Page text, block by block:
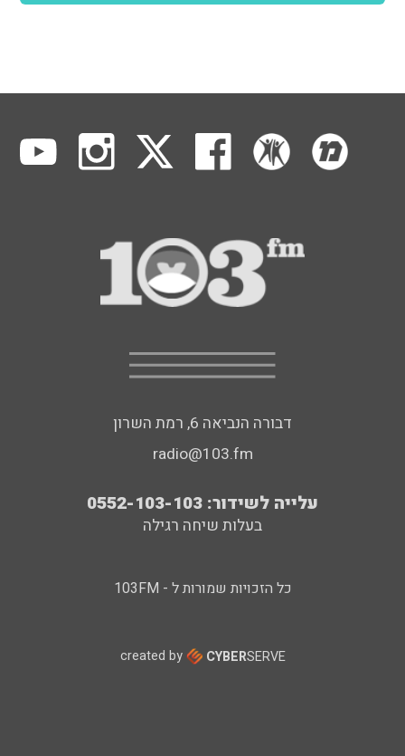
דבורה הנביאה 6, רמת השרון
radio@103.fm
עלייה לשידור: 0552-103-103
בעלות שיחה רגילה
כל הזכויות שמורות ל - 103FM
created by CYBERSERVE